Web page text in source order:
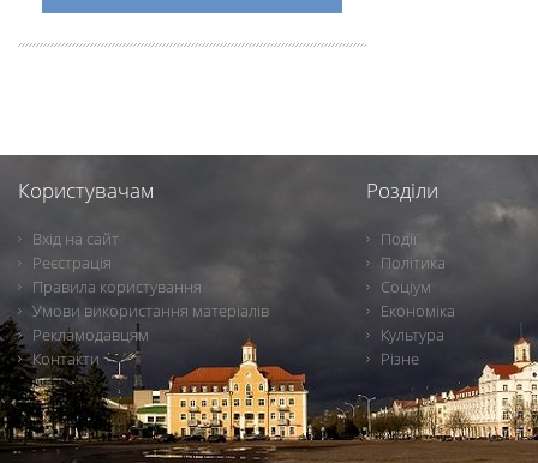
Користувачам
Вхід на сайт
Реєстрація
Правила користування
Умови використання матеріалів
Рекламодавцям
Контакти
Розділи
Події
Політика
Соціум
Економіка
Культура
Різне